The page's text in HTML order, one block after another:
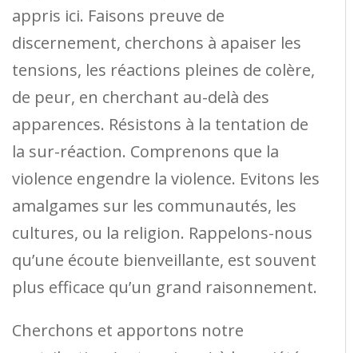
appris ici. Faisons preuve de
discernement, cherchons à apaiser les
tensions, les réactions pleines de colère,
de peur, en cherchant au-delà des
apparences. Résistons à la tentation de
la sur-réaction. Comprenons que la
violence engendre la violence. Evitons les
amalgames sur les communautés, les
cultures, ou la religion. Rappelons-nous
qu’une écoute bienveillante, est souvent
plus efficace qu’un grand raisonnement.
Cherchons et apportons notre